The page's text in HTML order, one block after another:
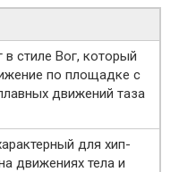
в стиле Вог, который
по площадке с
движений таза
для хип-
движениях тела и